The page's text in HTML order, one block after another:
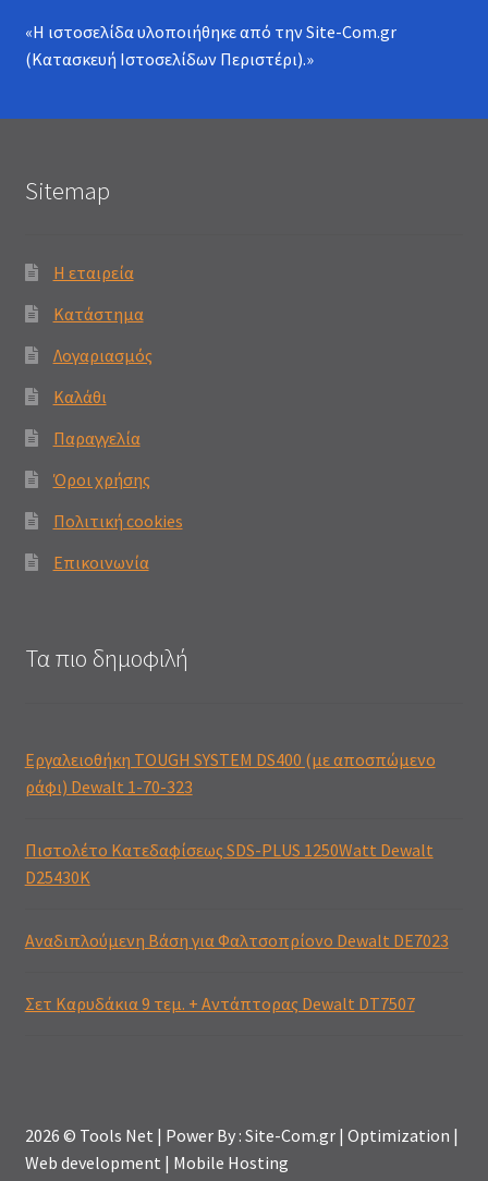
«Η ιστοσελίδα υλοποιήθηκε από τηνSite-Com.gr
(Κατασκευή Ιστοσελίδων Περιστέρι).»
Sitemap
Η εταιρεία
Κατάστημα
Λογαριασμός
Καλάθι
Παραγγελία
Όροι χρήσης
Πολιτική cookies
Επικοινωνία
Τα πιο δημοφιλή
Εργαλειοθήκη TOUGH SYSTEM DS400 (με αποσπώμενο
ράφι) Dewalt 1-70-323
Πιστολέτο Κατεδαφίσεως SDS-PLUS 1250Watt Dewalt
D25430K
Αναδιπλούμενη Βάση για Φαλτσοπρίονο Dewalt DE7023
Σετ Καρυδάκια 9 τεμ. + Αντάπτορας Dewalt DT7507
2026 © Tools Net | Power By : Site-Com.gr | Optimization |
Web development | Mobile Hosting